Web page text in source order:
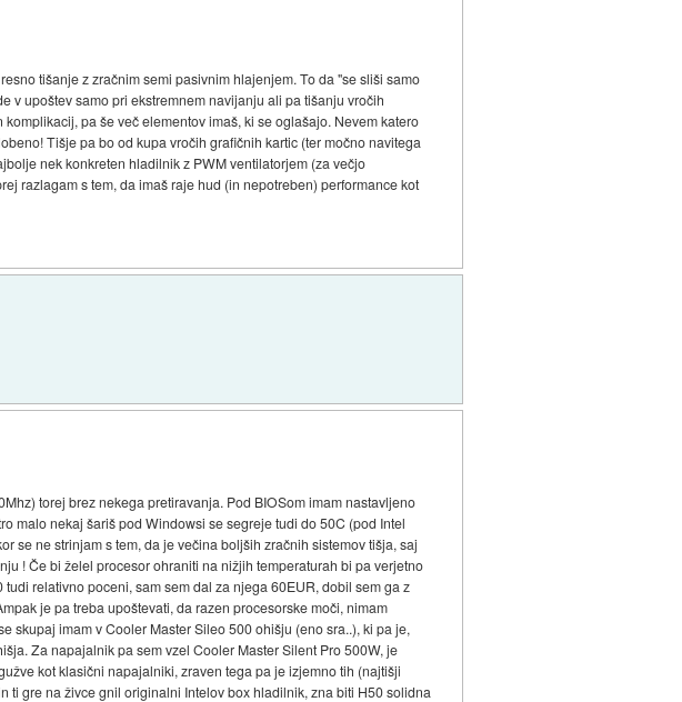
tišanje z zračnim semi pasivnim hlajenjem. To da "se sliši samo
v upoštev samo pri ekstremnem navijanju ali pa tišanju vročih
pa še več elementov imaš, ki se oglašajo. Nevem katero
Tišje pa bo od kupa vročih grafičnih kartic (ter močno navitega
nek konkreten hladilnik z PWM ventilatorjem (za večjo
razlagam s tem, da imaš raje hud (in nepotreben) performance kot
torej brez nekega pretiravanja. Pod BIOSom imam nastavljeno
malo nekaj šariš pod Windowsi se segreje tudi do 50C (pod Intel
se ne strinjam s tem, da je večina boljših zračnih sistemov tišja, saj
! Če bi želel procesor ohraniti na nižjih temperaturah bi pa verjetno
relativno poceni, sam sem dal za njega 60EUR, dobil sem ga z
je pa treba upoštevati, da razen procesorske moči, nimam
skupaj imam v Cooler Master Sileo 500 ohišju (eno sra..), ki pa je,
Za napajalnik pa sem vzel Cooler Master Silent Pro 500W, je
kot klasični napajalniki, zraven tega pa je izjemno tih (najtišji
ti gre na živce gnil originalni Intelov box hladilnik, zna biti H50 solidna